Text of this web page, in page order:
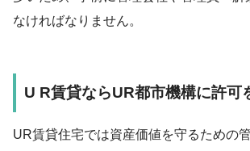
なければなりません。
U R賃貸ならUR都市機構に許可
UR賃貸住宅では資産価値を守るための